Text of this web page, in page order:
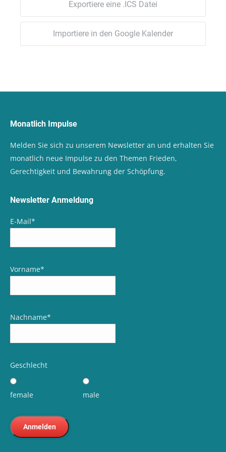
Exportiere eine .ICS Datei
Importiere in den Google Kalender
Monatlich Impulse
Melden Sie sich zu unserem Newsletter an und erhalten Sie
monatlich neue Impulse zu den Themen Frieden,
Gerechtigkeit und Bewahrung der Schöpfung.
Newsletter Anmeldung
E-Mail*
Vorname*
Nachname*
Geschlecht
female male